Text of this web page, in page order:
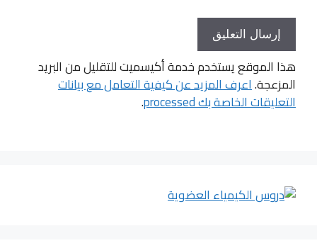
هذا الموقع يستخدم خدمة أكيسميت للتقليل من البريد
المزعجة.اعرف المزيد عن كيفية التعامل مع بيانات
التعليقات الخاصة بك processed .